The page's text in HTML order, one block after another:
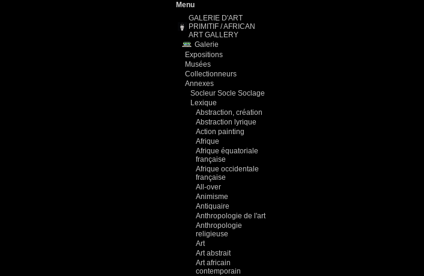
Menu
GALERIE D'ART
PRIMITIF / AFRICAN
ART GALLERY
Galerie
Expositions
Musées
Collectionneurs
Annexes
Socleur Socle Soclage
Lexique
Abstraction, création
Abstraction lyrique
Action painting
Afrique
Afrique équatoriale
française
Afrique occidentale
française
All-over
Animisme
Antiquaire
Anthropologie de l'art
Anthropologie
religieuse
Art
Art abstrait
Art africain
contemporain